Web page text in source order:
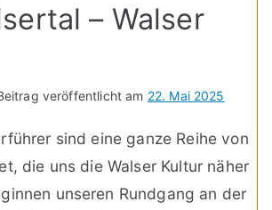
– Walser
veröffentlicht am 22. Mai 2025
sind eine ganze Reihe von
die uns die Walser Kultur näher
unseren Rundgang an der